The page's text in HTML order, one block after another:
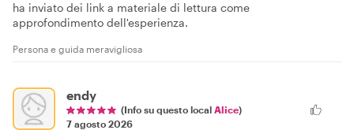
ha inviato dei link a materiale di lettura come
approfondimento dell'esperienza.
Persona e guida meravigliosa
endy
(Info su questo local Alice)
7 agosto 2026